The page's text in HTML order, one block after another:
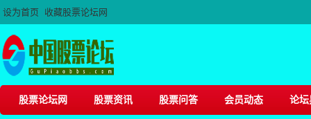
设为首页 收藏股票论坛网
股票论坛网 股票资讯 股票问答 会员动态 论坛